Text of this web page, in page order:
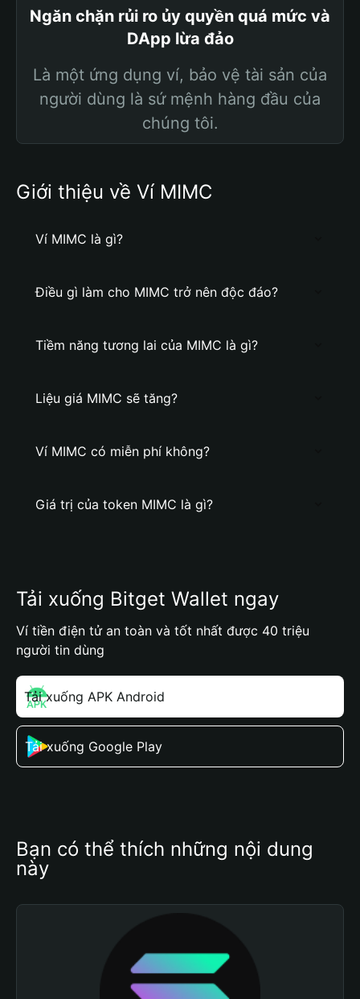
Ngăn chặn rủi ro ủy quyền quá mức và
DApp lừa đảo
Là một ứng dụng ví, bảo vệ tài sản của
người dùng là sứ mệnh hàng đầu của
chúng tôi.
Giới thiệu về Ví MIMC
Ví MIMC là gì?
Điều gì làm cho MIMC trở nên độc đáo?
Tiềm năng tương lai của MIMC là gì?
Liệu giá MIMC sẽ tăng?
Ví MIMC có miễn phí không?
Giá trị của token MIMC là gì?
Tải xuống Bitget Wallet ngay
Ví tiền điện tử an toàn và tốt nhất được 40 triệu
người tin dùng
Tải xuống APK Android
Tải xuống Google Play
Bạn có thể thích những nội dung
này